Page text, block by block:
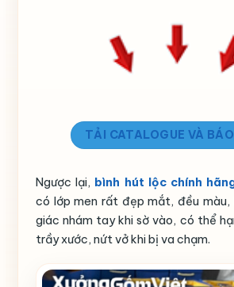
TẢI CATALOGUE VÀ
Ngược lại, bình hút lộc chính
có lớp men rất đẹp mắt, đều màu,
giác nhám tay khi sờ vào, có thể
trầy xước, nứt vở khi bị va chạm.